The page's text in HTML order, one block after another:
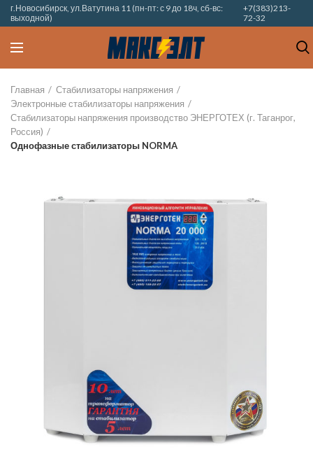
г.Новосибирск, ул.Ватутина 11 (пн-пт: с 9 до 18ч, сб-вс:
выходной)
+7(383)213-
72-32
Главная
Стабилизаторы напряжения
Электронные стабилизаторы напряжения
Стабилизаторы напряжения производство ЭНЕРГОТЕХ (г. Таганрог,
Россия)
Однофазные стабилизаторы NORMA